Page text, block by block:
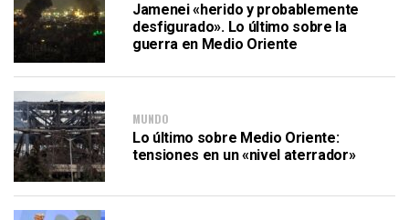
Jamenei «herido y probablemente
desfigurado». Lo último sobre la
guerra en Medio Oriente
MUNDO
Lo último sobre Medio Oriente:
tensiones en un «nivel aterrador»